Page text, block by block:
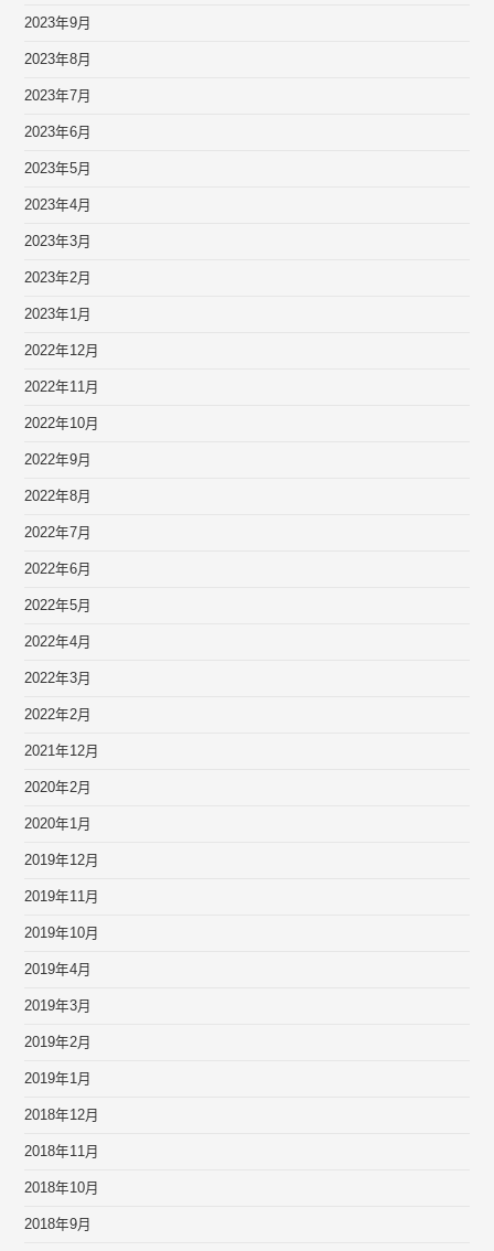
2023年9月
2023年8月
2023年7月
2023年6月
2023年5月
2023年4月
2023年3月
2023年2月
2023年1月
2022年12月
2022年11月
2022年10月
2022年9月
2022年8月
2022年7月
2022年6月
2022年5月
2022年4月
2022年3月
2022年2月
2021年12月
2020年2月
2020年1月
2019年12月
2019年11月
2019年10月
2019年4月
2019年3月
2019年2月
2019年1月
2018年12月
2018年11月
2018年10月
2018年9月